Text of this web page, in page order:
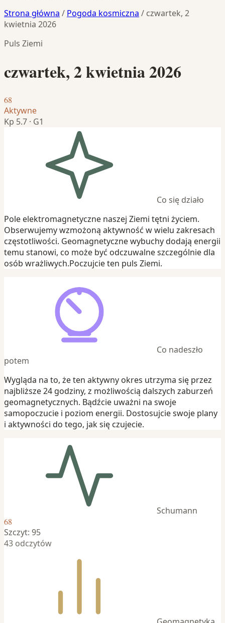
Strona główna / Pogoda kosmiczna / czwartek, 2
kwietnia 2026
Puls Ziemi
czwartek, 2 kwietnia 2026
68
Aktywne
Kp 5.7 · G1
Co się działo
Pole elektromagnetyczne naszej Ziemi tętni życiem.
Obserwujemy wzmożoną aktywność w wielu zakresach
częstotliwości. Geomagnetyczne wybuchy dodają energii
temu stanowi, co może być odczuwalne szczególnie dla
osób wrażliwych.Poczujcie ten puls Ziemi.
Co nadeszło
potem
Wygląda na to, że ten aktywny okres utrzyma się przez
najbliższe 24 godziny, z możliwością dalszych zaburzeń
geomagnetycznych. Bądźcie uważni na swoje
samopoczucie i poziom energii. Dostosujcie swoje plany
i aktywności do tego, jak się czujecie.
Schumann
68
Szczyt: 95
43 odczytów